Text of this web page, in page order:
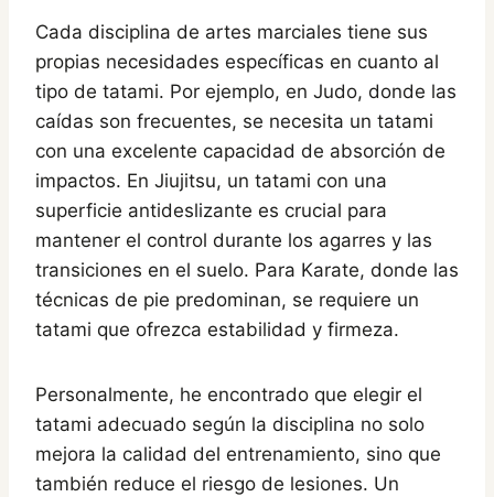
Cada disciplina de artes marciales tiene sus
propias necesidades específicas en cuanto al
tipo de tatami. Por ejemplo, en Judo, donde las
caídas son frecuentes, se necesita un tatami
con una excelente capacidad de absorción de
impactos. En Jiujitsu, un tatami con una
superficie antideslizante es crucial para
mantener el control durante los agarres y las
transiciones en el suelo. Para Karate, donde las
técnicas de pie predominan, se requiere un
tatami que ofrezca estabilidad y firmeza.
Personalmente, he encontrado que elegir el
tatami adecuado según la disciplina no solo
mejora la calidad del entrenamiento, sino que
también reduce el riesgo de lesiones. Un